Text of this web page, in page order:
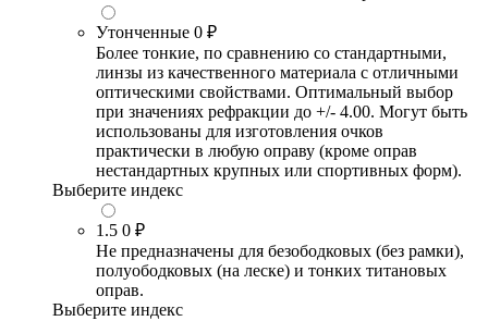
Утонченные 0 ₽
Более тонкие, по сравнению со стандартными,
линзы из качественного материала с отличными
оптическими свойствами. Оптимальный выбор
при значениях рефракции до +/- 4.00. Могут быть
использованы для изготовления очков
практически в любую оправу (кроме оправ
нестандартных крупных или спортивных форм).
Выберите индекс
1.5 0 ₽
Не предназначены для безободковых (без рамки),
полуободковых (на леске) и тонких титановых
оправ.
Выберите индекс